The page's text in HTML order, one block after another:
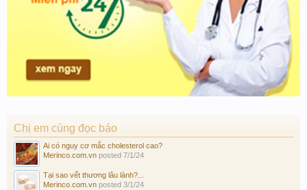
Chị em cùng đọc báo
Ai có nguy cơ mắc cholesterol cao?
Merinco.com.vn posted 7/1/24
Tại sao vết thương lâu lành?...
Merinco.com.vn posted 3/1/24